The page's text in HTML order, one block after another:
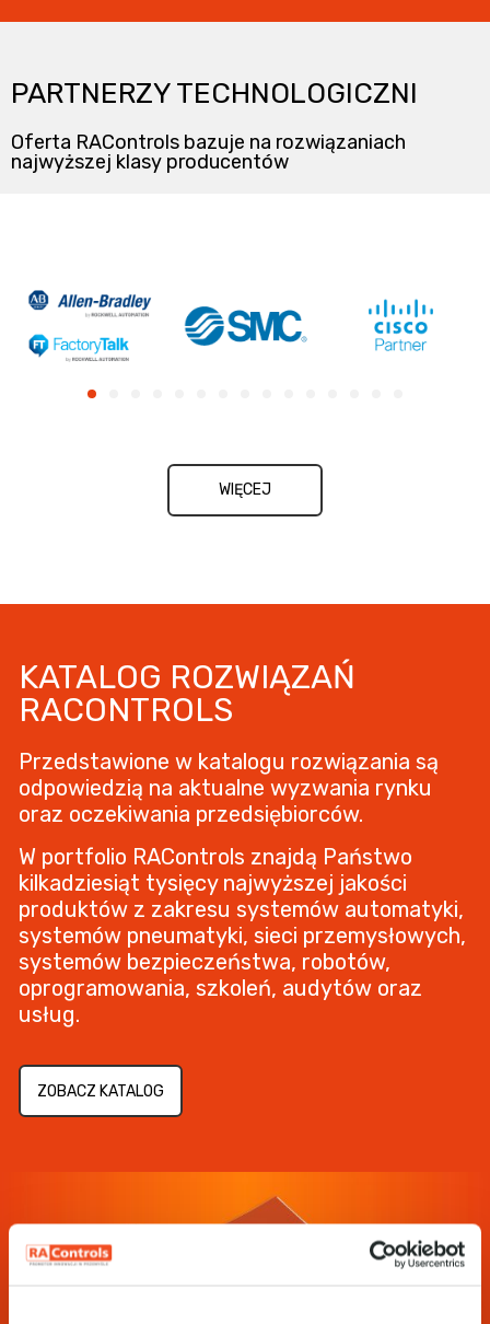
PARTNERZY TECHNOLOGICZNI
Oferta RAControls bazuje na rozwiązaniach
najwyższej klasy producentów
WIĘCEJ
KATALOG ROZWIĄZAŃ
RACONTROLS
Przedstawione w katalogu rozwiązania są
odpowiedzią na aktualne wyzwania rynku
oraz oczekiwania przedsiębiorców.
W portfolio RAControls znajdą Państwo
kilkadziesiąt tysięcy najwyższej jakości
produktów z zakresu systemów automatyki,
systemów pneumatyki, sieci przemysłowych,
systemów bezpieczeństwa, robotów,
oprogramowania, szkoleń, audytów oraz
usług.
ZOBACZ KATALOG